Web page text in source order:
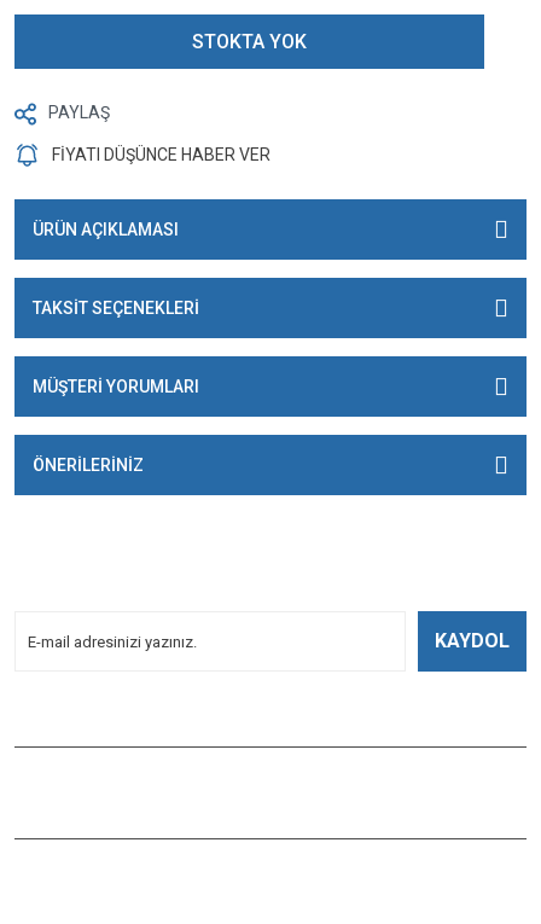
STOKTA YOK
PAYLAŞ
FİYATI DÜŞÜNCE HABER VER
ÜRÜN AÇIKLAMASI
TAKSİT SEÇENEKLERİ
MÜŞTERİ YORUMLARI
ÖNERİLERİNİZ
KAYDOL